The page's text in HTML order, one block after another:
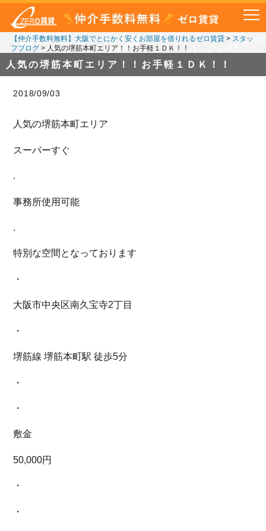
【仲介手数料無料】大阪でとにかく安くお部屋を借りれるゼロ賃貸> スタッ
フブログ> 人気の堺筋本町エリア！！お手軽１ＤＫ！！
人気の堺筋本町エリア！！お手軽１ＤＫ！！
2018/09/03
人気の堺筋本町エリア
スーパーすぐ
.
事務所使用可能
.
特別な空間となっております
・
大阪市中央区南久宝寺2丁目
・
堺筋線 堺筋本町駅 徒歩5分
・
・
敷金
50,000円
・
・